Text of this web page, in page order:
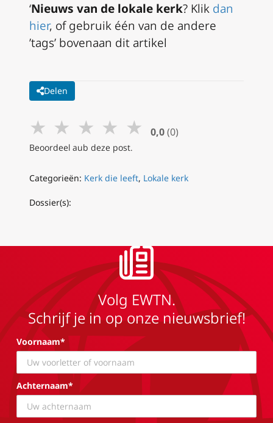
‘Nieuws van de lokale kerk? Klik dan
hier, of gebruik één van de andere
’tags’ bovenaan dit artikel
Delen
★ ★ ★ ★ ★ 0,0 (0)
Beoordeel aub deze post.
Categorieën: Kerk die leeft, Lokale kerk
Dossier(s):
Volg EWTN.
Schrijf je in op onze nieuwsbrief!
Voornaam*
Achternaam*